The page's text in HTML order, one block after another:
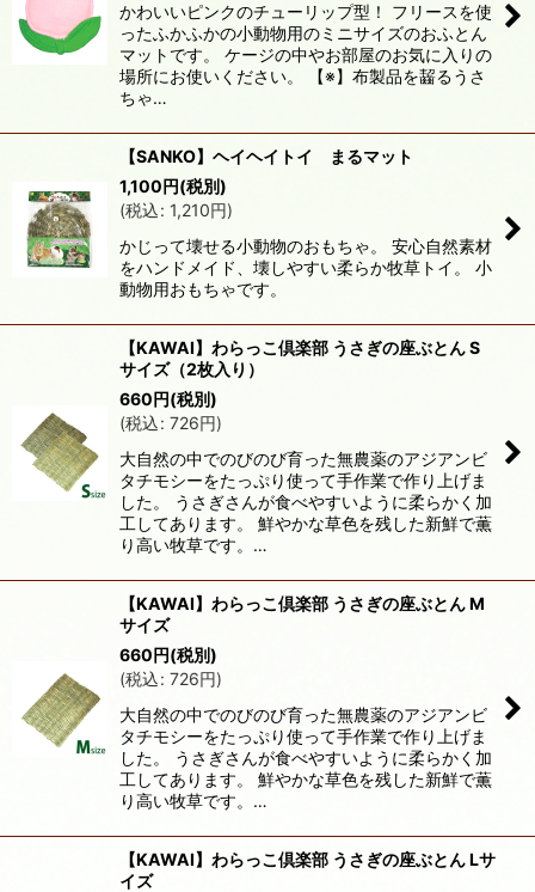
かわいいピンクのチューリップ型！ フリースを使
ったふかふかの小動物用のミニサイズのおふとん
マットです。 ケージの中やお部屋のお気に入りの
場所にお使いください。 【※】布製品を齧るうさ
ちゃ…
【SANKO】ヘイヘイトイ まるマット
1,100円(税別)
(税込: 1,210円)
かじって壊せる小動物のおもちゃ。 安心自然素材
をハンドメイド、壊しやすい柔らか牧草トイ。 小
動物用おもちゃです。
【KAWAI】わらっこ倶楽部 うさぎの座ぶとん S
サイズ（2枚入り）
660円(税別)
(税込: 726円)
大自然の中でのびのび育った無農薬のアジアンビ
タチモシーをたっぷり使って手作業で作り上げま
した。 うさぎさんが食べやすいように柔らかく加
工してあります。 鮮やかな草色を残した新鮮で薫
り高い牧草です。…
【KAWAI】わらっこ倶楽部 うさぎの座ぶとん M
サイズ
660円(税別)
(税込: 726円)
大自然の中でのびのび育った無農薬のアジアンビ
タチモシーをたっぷり使って手作業で作り上げま
した。 うさぎさんが食べやすいように柔らかく加
工してあります。 鮮やかな草色を残した新鮮で薫
り高い牧草です。…
【KAWAI】わらっこ倶楽部 うさぎの座ぶとん Lサ
イズ